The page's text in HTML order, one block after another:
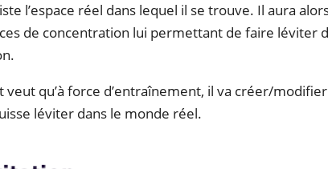
l’espace réel dans lequel il se trouve. Il aura
de concentration lui permettant de faire léviter
veut qu’à force d’entraînement, il va créer/
léviter dans le monde réel.